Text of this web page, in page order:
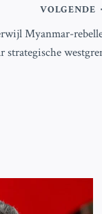
VOLGENDE
Myanmar-
strategische